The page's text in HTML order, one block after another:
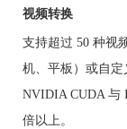
视频转换
支持超过 50 种视
机、平板）或自
NVIDIA CUDA 与
倍以上。